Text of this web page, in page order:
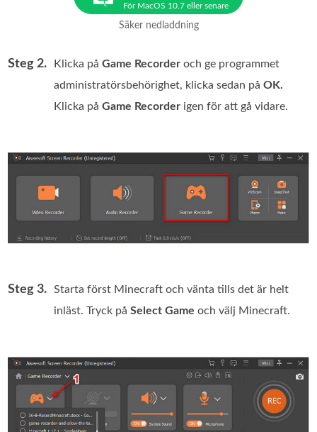
För MacOS 10.7 eller senare
Säker nedladdning
Steg 2. Klicka påGame Recorder och ge programmet
administratörsbehörighet, klicka sedan påOK.
Klicka påGame Recorder igen för att gå vidare.
Steg 3.
Starta först Minecraft och vänta tills det är helt
inläst. Tryck påSelect Game och välj Minecraft.